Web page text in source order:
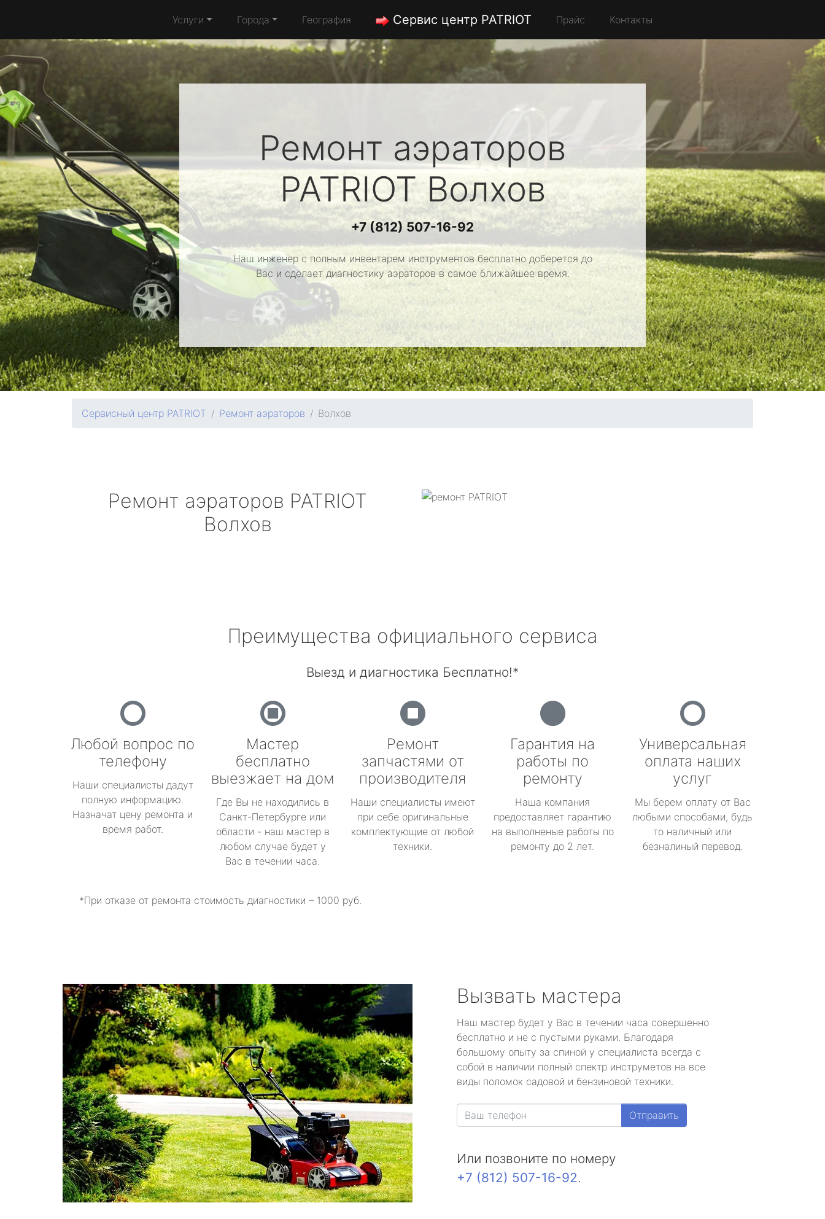
Услуги Города География Сервис центр PATRIOT Прайс Контакты
Ремонт аэраторов
PATRIOTВолхов
+7 (812) 507-16-92
Наш инженер с полным инвентарем инструментов бесплатно доберется до
Вас и сделает диагностику аэраторов в самое ближайшее время.
Сервисный центр PATRIOT Ремонт аэраторов Волхов
Ремонт аэраторов PATRIOT
Волхов
Преимущества официального сервиса
Выезд и диагностика Бесплатно!*
Любой вопрос по
телефону
Наши специалисты дадут
полную информацию.
Назначат цену ремонта и
время работ.
Мастер
бесплатно
выезжает на дом
Где Вы не находились в
Санкт-Петербурге или
области - наш мастер в
любом случае будет у
Вас в течении часа.
Ремонт
запчастями от
производителя
Наши специалисты имеют
при себе оригинальные
комплектующие от любой
техники.
Гарантия на
работы по
ремонту
Наша компания
предоставляет гарантию
на выполненые работы по
ремонту до 2 лет.
Универсальная
оплата наших
услуг
Мы берем оплату от Вас
любыми способами, будь
то наличный или
безналиный перевод.
*При отказе от ремонта стоимость диагностики – 1000 руб.
Вызвать мастера
Наш мастер будет у Вас в течении часа совершенно
бесплатно и не с пустыми руками. Благодаря
большому опыту за спиной у специалиста всегда с
собой в наличии полный спектр инструметов на все
виды поломок садовой и бензиновой техники.
Отправить
Или позвоните по номеру
+7 (812) 507-16-92.